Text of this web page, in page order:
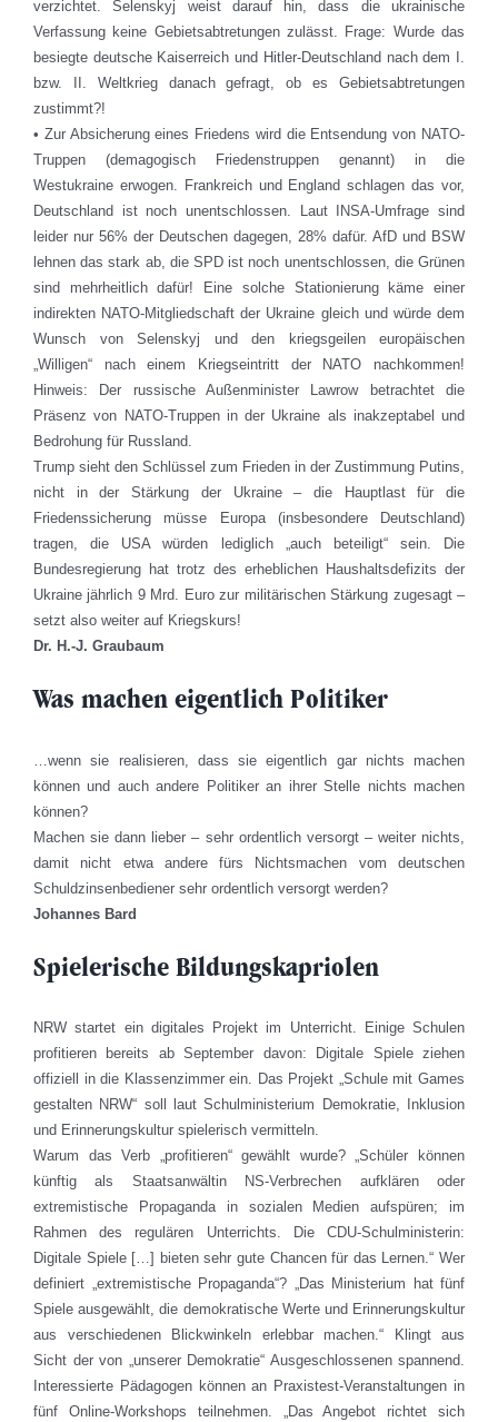
verzichtet. Selenskyj weist darauf hin, dass die ukrainische
Verfassung keine Gebietsabtretungen zulässt. Frage: Wurde das
besiegte deutsche Kaiserreich und Hitler-Deutschland nach dem I.
bzw. II. Weltkrieg danach gefragt, ob es Gebietsabtretungen
zustimmt?!
• Zur Absicherung eines Friedens wird die Entsendung von NATO-
Truppen (demagogisch Friedenstruppen genannt) in die
Westukraine erwogen. Frankreich und England schlagen das vor,
Deutschland ist noch unentschlossen. Laut INSA-Umfrage sind
leider nur 56% der Deutschen dagegen, 28% dafür. AfD und BSW
lehnen das stark ab, die SPD ist noch unentschlossen, die Grünen
sind mehrheitlich dafür! Eine solche Stationierung käme einer
indirekten NATO-Mitgliedschaft der Ukraine gleich und würde dem
Wunsch von Selenskyj und den kriegsgeilen europäischen
„Willigen“ nach einem Kriegseintritt der NATO nachkommen!
Hinweis: Der russische Außenminister Lawrow betrachtet die
Präsenz von NATO-Truppen in der Ukraine als inakzeptabel und
Bedrohung für Russland.
Trump sieht den Schlüssel zum Frieden in der Zustimmung Putins,
nicht in der Stärkung der Ukraine – die Hauptlast für die
Friedenssicherung müsse Europa (insbesondere Deutschland)
tragen, die USA würden lediglich „auch beteiligt“ sein. Die
Bundesregierung hat trotz des erheblichen Haushaltsdefizits der
Ukraine jährlich 9 Mrd. Euro zur militärischen Stärkung zugesagt –
setzt also weiter auf Kriegskurs!
Dr. H.-J. Graubaum
Was machen eigentlich Politiker
…wenn sie realisieren, dass sie eigentlich gar nichts machen
können und auch andere Politiker an ihrer Stelle nichts machen
können?
Machen sie dann lieber – sehr ordentlich versorgt – weiter nichts,
damit nicht etwa andere fürs Nichtsmachen vom deutschen
Schuldzinsenbediener sehr ordentlich versorgt werden?
Johannes Bard
Spielerische Bildungskapriolen
NRW startet ein digitales Projekt im Unterricht. Einige Schulen
profitieren bereits ab September davon: Digitale Spiele ziehen
offiziell in die Klassenzimmer ein. Das Projekt „Schule mit Games
gestalten NRW“ soll laut Schulministerium Demokratie, Inklusion
und Erinnerungskultur spielerisch vermitteln.
Warum das Verb „profitieren“ gewählt wurde? „Schüler können
künftig als Staatsanwältin NS-Verbrechen aufklären oder
extremistische Propaganda in sozialen Medien aufspüren; im
Rahmen des regulären Unterrichts. Die CDU-Schulministerin:
Digitale Spiele […] bieten sehr gute Chancen für das Lernen.“ Wer
definiert „extremistische Propaganda“? „Das Ministerium hat fünf
Spiele ausgewählt, die demokratische Werte und Erinnerungskultur
aus verschiedenen Blickwinkeln erlebbar machen.“ Klingt aus
Sicht der von „unserer Demokratie“ Ausgeschlossenen spannend.
Interessierte Pädagogen können an Praxistest-Veranstaltungen in
fünf Online-Workshops teilnehmen. „Das Angebot richtet sich